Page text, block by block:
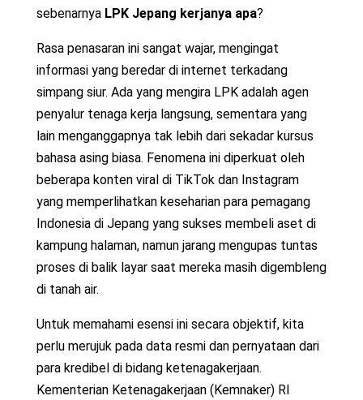
sebenarnya LPK Jepang kerjanya apa?
Rasa penasaran ini sangat wajar, mengingat
informasi yang beredar di internet terkadang
simpang siur. Ada yang mengira LPK adalah agen
penyalur tenaga kerja langsung, sementara yang
lain menganggapnya tak lebih dari sekadar kursus
bahasa asing biasa. Fenomena ini diperkuat oleh
beberapa konten viral di TikTok dan Instagram
yang memperlihatkan keseharian para pemagang
Indonesia di Jepang yang sukses membeli aset di
kampung halaman, namun jarang mengupas tuntas
proses di balik layar saat mereka masih digembleng
di tanah air.
Untuk memahami esensi ini secara objektif, kita
perlu merujuk pada data resmi dan pernyataan dari
para kredibel di bidang ketenagakerjaan.
Kementerian Ketenagakerjaan (Kemnaker) RI